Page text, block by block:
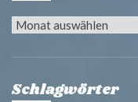
Archiv
Schlagwörter